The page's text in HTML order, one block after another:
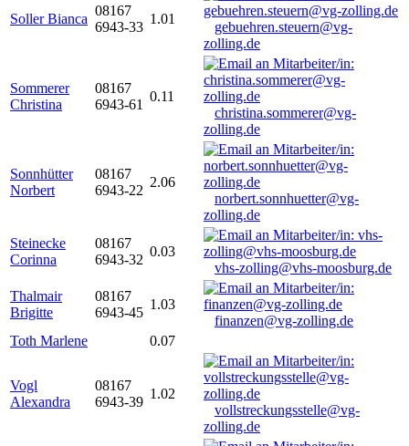
Soller Bianca
08167
6943-33
1.01
gebuehren.steuern@vg-
zolling.de
Sommerer
Christina
08167
6943-61
0.11
christina.sommerer@vg-
zolling.de
Sonnhütter
Norbert
08167
6943-22
2.06
norbert.sonnhuetter@vg-
zolling.de
Steinecke
Corinna
08167
6943-32
0.03
vhs-zolling@vhs-moosburg.de
Thalmair
Brigitte
08167
6943-45
1.03
finanzen@vg-zolling.de
Toth Marlene
0.07
Vogl
Alexandra
08167
6943-39
1.02
vollstreckungsstelle@vg-
zolling.de